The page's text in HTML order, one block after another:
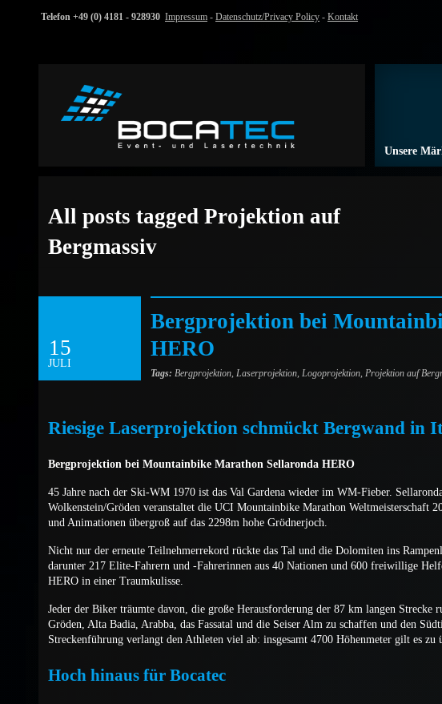
Telefon +49 (0) 4181 - 928930 Impressum - Datenschutz/Privacy Policy - Kontakt
Unsere
All posts tagged Projektion auf
Bergmassiv
15
JULI
Bergprojektion bei
HERO
Tags: Bergprojektion, Laserprojektion, Logoprojektion, Projektion auf
Riesige Laserprojektion schmückt Bergwand in
Bergprojektion bei Mountainbike Marathon Sellaronda HERO
45 Jahre nach der Ski-WM 1970 ist das Val Gardena wieder im WM-Fieber.
Wolkenstein/Gröden veranstaltet die UCI Mountainbike Marathon Weltmeisterschaft
und Animationen übergroß auf das 2298m hohe Grödnerjoch.
Nicht nur der erneute Teilnehmerrekord rückte das Tal und die Dolomiten ins
darunter 217 Elite-Fahrern und -Fahrerinnen aus 40 Nationen und 600 freiwillige
HERO in einer Traumkulisse.
Jeder der Biker träumte davon, die große Herausforderung der 87 km langen Strecke
Gröden, Alta Badia, Arabba, das Fassatal und die Seiser Alm zu schaffen und den
Streckenführung verlangt den Athleten viel ab: insgesamt 4700 Höhenmeter gilt es zu
Hoch hinaus für Bocatec